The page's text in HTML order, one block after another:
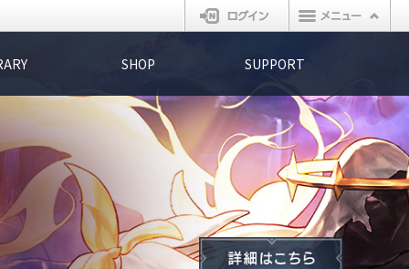
ログイン
SHOP SUPPORT